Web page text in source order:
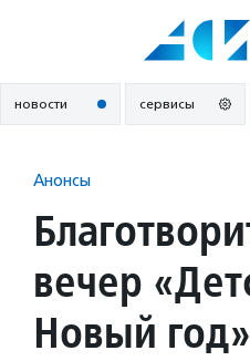
новости сервисы
Анонсы
вечер
Новый год»